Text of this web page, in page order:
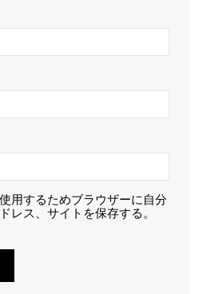
用するためブラウザーに自分
レス、サイトを保存する。